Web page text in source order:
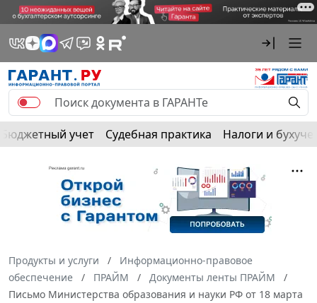
Бюджетный учет Судебная практика Налоги и
Продукты и услуги
Информационно-правовое
обеспечение
ПРАЙМ
Документы ленты ПРАЙМ
Письмо Министерства образования и науки РФ от 18 марта